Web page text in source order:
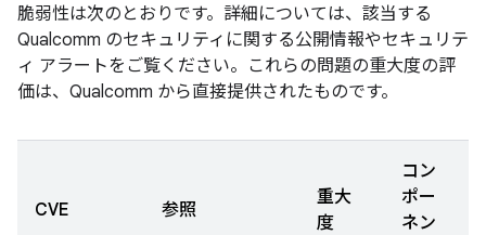
脆弱性は次のとおりです。詳細については、該当する
Qualcomm のセキュリティに関する公開情報やセキュリテ
ィ アラートをご覧ください。これらの問題の重大度の評
価は、Qualcomm から直接提供されたものです。
CVE 参照
重大
度
コン
ポー
ネン